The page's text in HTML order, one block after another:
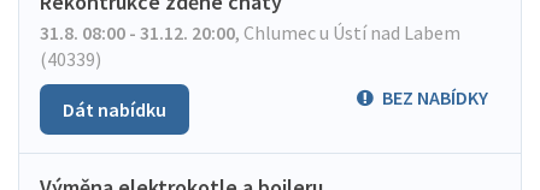
31.8. 08:00 - 31.12. 20:00, Chlumec u Ústí nad Labem
(40339)
BEZ NABÍDKY
Dát nabídku